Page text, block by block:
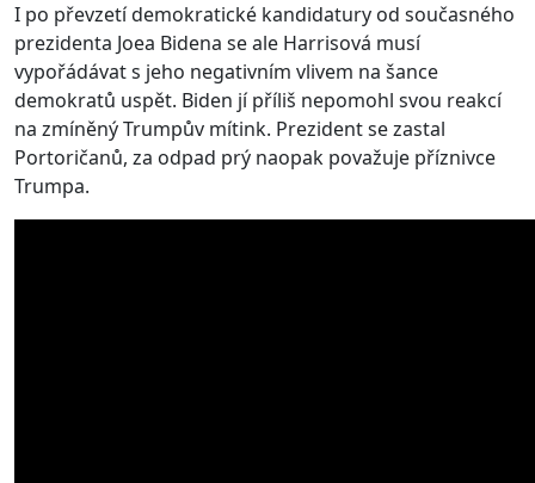
I po převzetí demokratické kandidatury od současného
prezidenta Joea Bidena se ale Harrisová musí
vypořádávat s jeho negativním vlivem na šance
demokratů uspět. Biden jí příliš nepomohl svou reakcí
na zmíněný Trumpův mítink. Prezident se zastal
Portoričanů, za odpad prý naopak považuje příznivce
Trumpa.